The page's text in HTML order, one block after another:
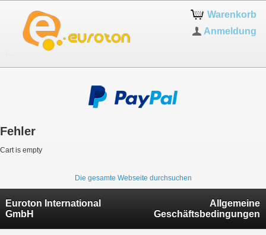
Warenkorb
Anmeldung
Fehler
Cart is empty
Die gesamte Webseite durchsuchen
Euroton International
GmbH
Allgemeine
Geschäftsbedingungen